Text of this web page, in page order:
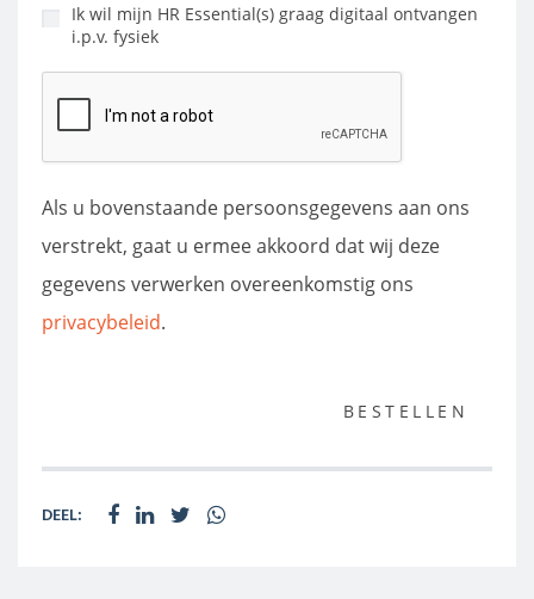
Ik wil mijn HR Essential(s) graag digitaal ontvangen
i.p.v. fysiek
Als u bovenstaande persoonsgegevens aan ons
verstrekt, gaat u ermee akkoord dat wij deze
gegevens verwerken overeenkomstig ons
privacybeleid.
BESTELLEN
DEEL: